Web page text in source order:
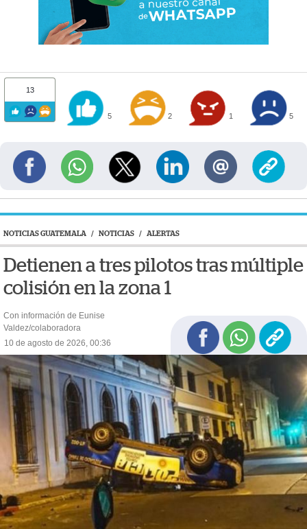
13
5 2 1 5
NOTICIAS GUATEMALA / NOTICIAS / ALERTAS
Detienen a tres pilotos tras múltiple
colisión en la zona 1
Con información de Eunise
Valdez/colaboradora
10 de agosto de 2026, 00:36